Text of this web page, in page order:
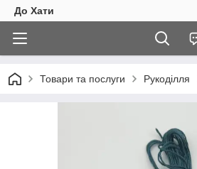
До Хати
Товари та послуги Рукоділля